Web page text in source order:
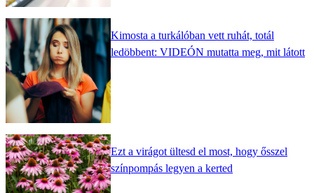
Kimosta a turkálóban vett ruhát, totál
ledöbbent: VIDEÓN mutatta meg, mit látott
Ezt a virágot ültesd el most, hogy ősszel
színpompás legyen a kerted